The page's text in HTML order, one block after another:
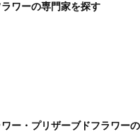
ワーの専門家を探す
ー・プリザーブドフラワーの